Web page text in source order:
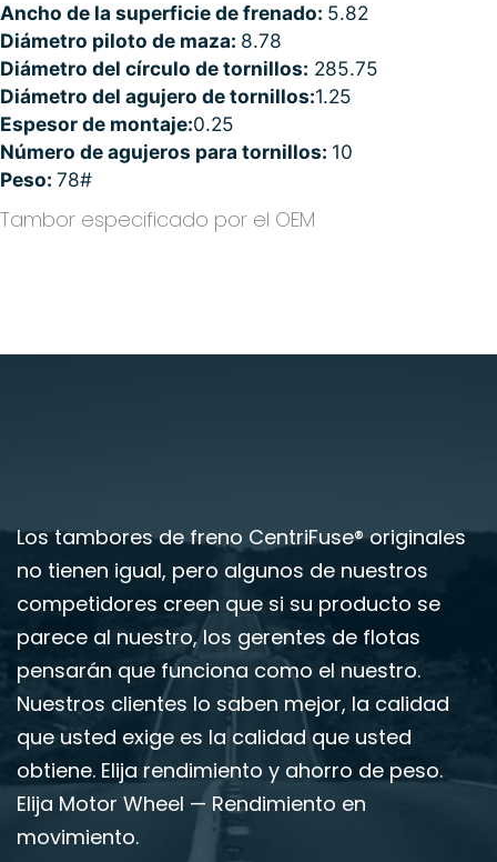
Ancho de la superficie de frenado: 5.82
Diámetro piloto de maza: 8.78
Diámetro del círculo de tornillos: 285.75
Diámetro del agujero de tornillos:1.25
Espesor de montaje:0.25
Número de agujeros para tornillos: 10
Peso: 78#
Tambor especificado por el OEM
Los tambores de freno CentriFuse® originales
no tienen igual, pero algunos de nuestros
competidores creen que si su producto se
parece al nuestro, los gerentes de flotas
pensarán que funciona como el nuestro.
Nuestros clientes lo saben mejor, la calidad
que usted exige es la calidad que usted
obtiene. Elija rendimiento y ahorro de peso.
Elija Motor Wheel — Rendimiento en
movimiento.